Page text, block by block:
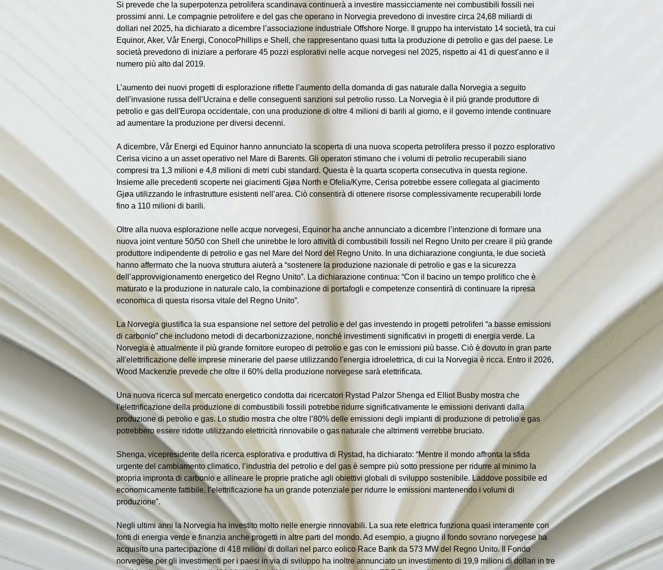
Si prevede che la superpotenza petrolifera scandinava continuerà a investire massicciamente nei combustibili fossili nei
prossimi anni. Le compagnie petrolifere e del gas che operano in Norvegia prevedono di investire circa 24,68 miliardi di
dollari nel 2025, ha dichiarato a dicembre l’associazione industriale Offshore Norge. Il gruppo ha intervistato 14 società, tra cui
Equinor, Aker, Vår Energi, ConocoPhillips e Shell, che rappresentano quasi tutta la produzione di petrolio e gas del paese. Le
società prevedono di iniziare a perforare 45 pozzi esplorativi nelle acque norvegesi nel 2025, rispetto ai 41 di quest’anno e il
numero più alto dal 2019.
L’aumento dei nuovi progetti di esplorazione riflette l’aumento della domanda di gas naturale dalla Norvegia a seguito
dell’invasione russa dell’Ucraina e delle conseguenti sanzioni sul petrolio russo. La Norvegia è il più grande produttore di
petrolio e gas dell'Europa occidentale, con una produzione di oltre 4 milioni di barili al giorno, e il governo intende continuare
ad aumentare la produzione per diversi decenni.
A dicembre, Vår Energi ed Equinor hanno annunciato la scoperta di una nuova scoperta petrolifera presso il pozzo esplorativo
Cerisa vicino a un asset operativo nel Mare di Barents. Gli operatori stimano che i volumi di petrolio recuperabili siano
compresi tra 1,3 milioni e 4,8 milioni di metri cubi standard. Questa è la quarta scoperta consecutiva in questa regione.
Insieme alle precedenti scoperte nei giacimenti Gjøa North e Ofelia/Kyrre, Cerisa potrebbe essere collegata al giacimento
Gjøa utilizzando le infrastrutture esistenti nell’area. Ciò consentirà di ottenere risorse complessivamente recuperabili lorde
fino a 110 milioni di barili.
Oltre alla nuova esplorazione nelle acque norvegesi, Equinor ha anche annunciato a dicembre l’intenzione di formare una
nuova joint venture 50/50 con Shell che unirebbe le loro attività di combustibili fossili nel Regno Unito per creare il più grande
produttore indipendente di petrolio e gas nel Mare del Nord del Regno Unito. In una dichiarazione congiunta, le due società
hanno affermato che la nuova struttura aiuterà a “sostenere la produzione nazionale di petrolio e gas e la sicurezza
dell’approvvigionamento energetico del Regno Unito”. La dichiarazione continua: “Con il bacino un tempo prolifico che è
maturato e la produzione in naturale calo, la combinazione di portafogli e competenze consentirà di continuare la ripresa
economica di questa risorsa vitale del Regno Unito”.
La Norvegia giustifica la sua espansione nel settore del petrolio e del gas investendo in progetti petroliferi “a basse emissioni
di carbonio” che includono metodi di decarbonizzazione, nonché investimenti significativi in ​​progetti di energia verde. La
Norvegia è attualmente il più grande fornitore europeo di petrolio e gas con le emissioni più basse. Ciò è dovuto in gran parte
all'elettrificazione delle imprese minerarie del paese utilizzando l'energia idroelettrica, di cui la Norvegia è ricca. Entro il 2026,
Wood Mackenzie prevede che oltre il 60% della produzione norvegese sarà elettrificata.
Una nuova ricerca sul mercato energetico condotta dai ricercatori Rystad Palzor Shenga ed Elliot Busby mostra che
l’elettrificazione della produzione di combustibili fossili potrebbe ridurre significativamente le emissioni derivanti dalla
produzione di petrolio e gas. Lo studio mostra che oltre l’80% delle emissioni degli impianti di produzione di petrolio e gas
potrebbero essere ridotte utilizzando elettricità rinnovabile o gas naturale che altrimenti verrebbe bruciato.
Shenga, vicepresidente della ricerca esplorativa e produttiva di Rystad, ha dichiarato: “Mentre il mondo affronta la sfida
urgente del cambiamento climatico, l’industria del petrolio e del gas è sempre più sotto pressione per ridurre al minimo la
propria impronta di carbonio e allineare le proprie pratiche agli obiettivi globali di sviluppo sostenibile. Laddove possibile ed
economicamente fattibile, l’elettrificazione ha un grande potenziale per ridurre le emissioni mantenendo i volumi di
produzione”.
Negli ultimi anni la Norvegia ha investito molto nelle energie rinnovabili. La sua rete elettrica funziona quasi interamente con
fonti di energia verde e finanzia anche progetti in altre parti del mondo. Ad esempio, a giugno il fondo sovrano norvegese ha
acquisito una partecipazione di 418 milioni di dollari nel parco eolico Race Bank da 573 MW del Regno Unito. Il Fondo
norvegese per gli investimenti per i paesi in via di sviluppo ha inoltre annunciato un investimento di 19,9 milioni di dollari in tre